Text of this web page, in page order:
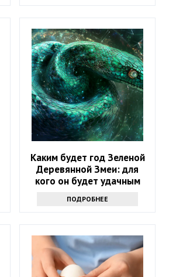
Каким будет год Зеленой
Деревянной Змеи: для
кого он будет удачным
ПОДРОБНЕЕ